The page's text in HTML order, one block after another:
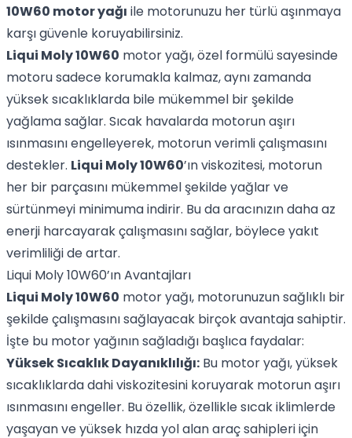
10W60 motor yağı ile motorunuzu her türlü aşınmaya
karşı güvenle koruyabilirsiniz.
Liqui Moly 10W60 motor yağı, özel formülü sayesinde
motoru sadece korumakla kalmaz, aynı zamanda
yüksek sıcaklıklarda bile mükemmel bir şekilde
yağlama sağlar. Sıcak havalarda motorun aşırı
ısınmasını engelleyerek, motorun verimli çalışmasını
destekler. Liqui Moly 10W60’ın viskozitesi, motorun
her bir parçasını mükemmel şekilde yağlar ve
sürtünmeyi minimuma indirir. Bu da aracınızın daha az
enerji harcayarak çalışmasını sağlar, böylece yakıt
verimliliği de artar.
Liqui Moly 10W60’ın Avantajları
Liqui Moly 10W60 motor yağı, motorunuzun sağlıklı bir
şekilde çalışmasını sağlayacak birçok avantaja sahiptir.
İşte bu motor yağının sağladığı başlıca faydalar:
Yüksek Sıcaklık Dayanıklılığı: Bu motor yağı, yüksek
sıcaklıklarda dahi viskozitesini koruyarak motorun aşırı
ısınmasını engeller. Bu özellik, özellikle sıcak iklimlerde
yaşayan ve yüksek hızda yol alan araç sahipleri için